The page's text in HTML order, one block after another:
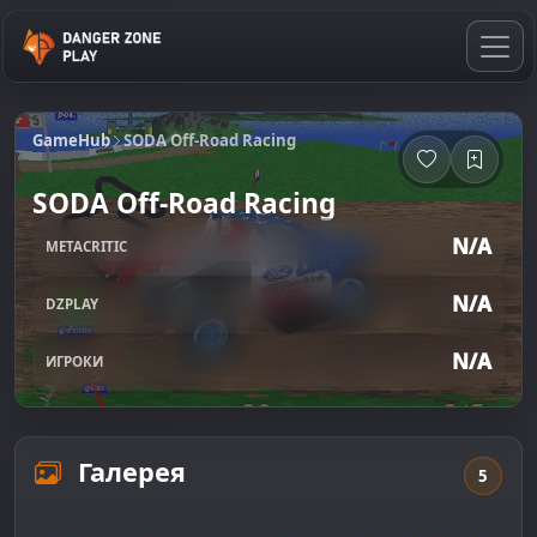
GameHub SODA Off-Road Racing
SODA Off-Road Racing
METACRITIC N/A
DZPLAY N/A
ИГРОКИ N/A
Галерея 5